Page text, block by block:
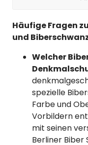
Häufige Fragen
und
Welcher
spezielle
Farbe und
Vorbildern
mit seinen
Berliner